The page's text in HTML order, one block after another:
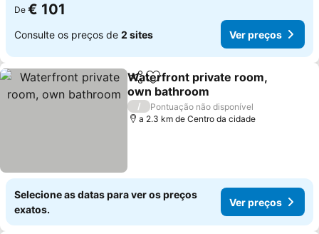
De € 101
Consulte os preços de 2 sites Ver preços
PartilharAdicionar aos favoritos
Waterfront private room,
own bathroom
/
Pontuação não disponível
a 2.3 km de Centro da cidade
Selecione as datas para ver os preços
exatos.
Ver preços